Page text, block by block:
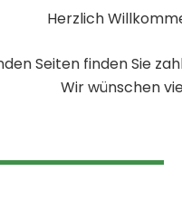
Herzlich
Seiten finden Sie
Wir wünschen